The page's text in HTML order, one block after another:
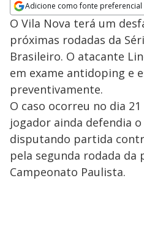
Adicione como fonte preferencial
Opens in new window
O Vila Nova terá um
próximas rodadas da
Brasileiro. O atacante
em exame antidoping e
preventivamente.
O caso ocorreu no dia
jogador ainda defendia
disputando partida
pela segunda rodada da
Campeonato Paulista.